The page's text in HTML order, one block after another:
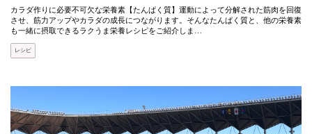
カラダ作りに必要不可欠な栄養素【たんぱく質】運動によって分解された筋肉を回復
させ、筋力アップやカラダの成長につながります。そんなたんぱく質と、他の栄養素
も一緒に摂取できるラクうま栄養レシピをご紹介しま…
レシピ